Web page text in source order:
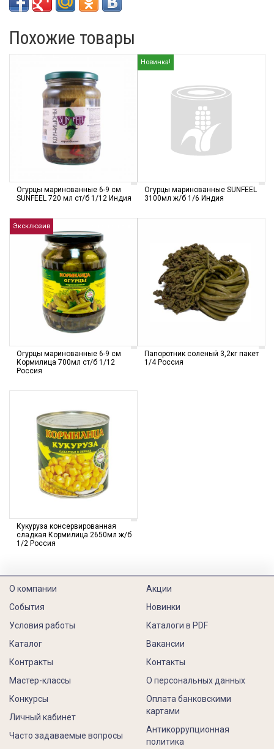
Похожие товары
Огурцы маринованные 6-9 см
SUNFEEL 720 мл ст/б 1/12 Индия
Новинка!
Огурцы маринованные SUNFEEL
3100мл ж/б 1/6 Индия
Эксклюзив
Огурцы маринованные 6-9 см
Кормилица 700мл ст/б 1/12
Россия
Папоротник соленый 3,2кг пакет
1/4 Россия
Кукуруза консервированная
сладкая Кормилица 2650мл ж/б
1/2 Россия
О компании
События
Условия работы
Каталог
Контракты
Акции
Новинки
Каталоги в PDF
Вакансии
Контакты
Мастер-классы
Конкурсы
Личный кабинет
Часто задаваемые вопросы
О персональных данных
Оплата банковскими
картами
Антикоррупционная
политика